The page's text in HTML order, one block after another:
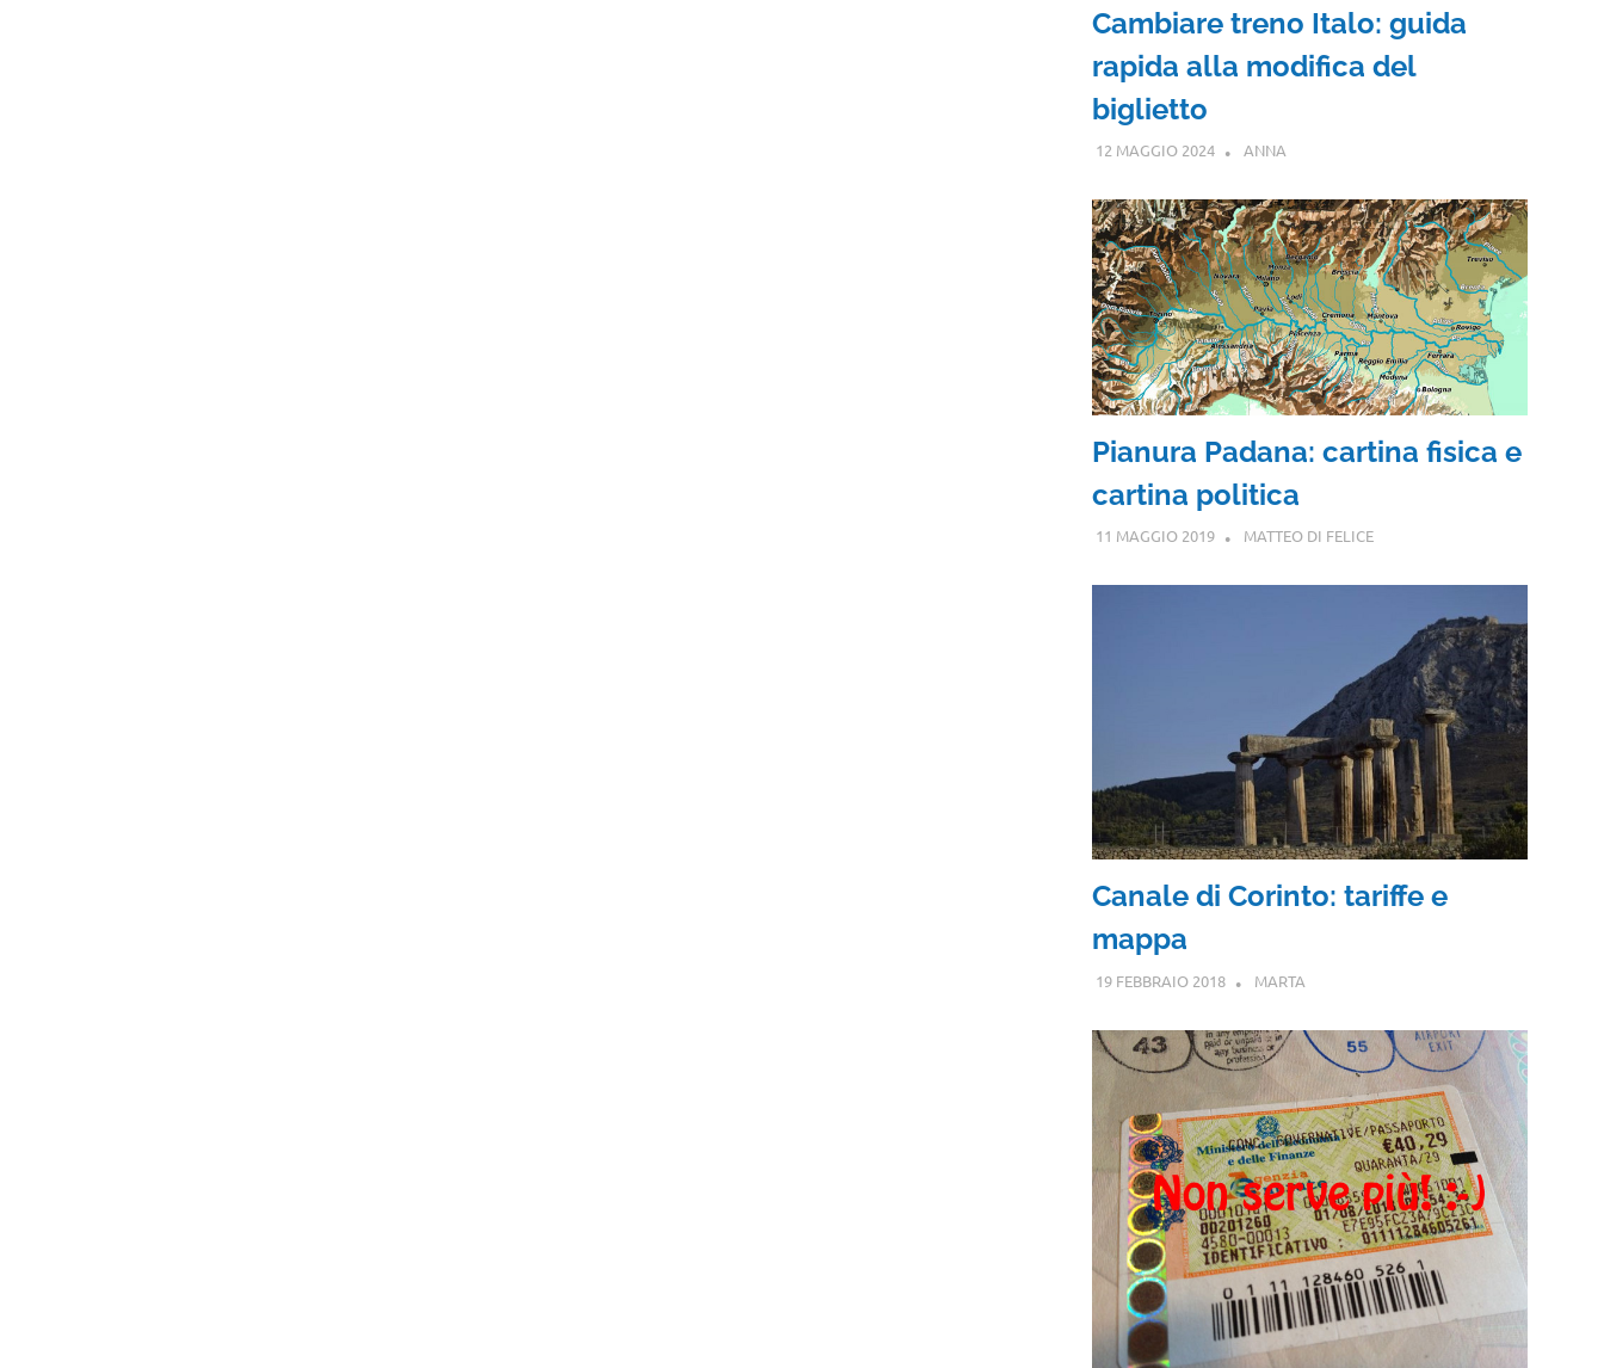
Cambiare treno Italo: guida
rapida alla modifica del
biglietto
12 MAGGIO 2024 ANNA
Pianura Padana: cartina fisica e
cartina politica
11 MAGGIO 2019 MATTEO DI FELICE
Canale di Corinto: tariffe e
mappa
19 FEBBRAIO 2018 MARTA